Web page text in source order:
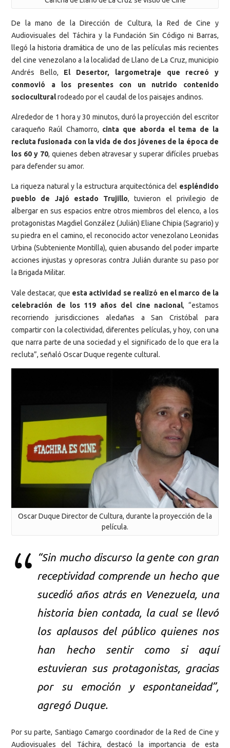
De la mano de la Dirección de Cultura, la Red de Cine y
Audiovisuales del Táchira y la Fundación Sin Código ni Barras,
llegó la historia dramática de uno de las películas más recientes
del cine venezolano a la localidad de Llano de La Cruz, municipio
Andrés Bello, El Desertor, largometraje que recreó y
conmovió a los presentes con un nutrido contenido
socioculturalrodeado por el caudal de los paisajes andinos.
Alrededor de 1 hora y 30 minutos, duró la proyección del escritor
caraqueño Raúl Chamorro, cinta que aborda el tema de la
recluta fusionada con la vida de dos jóvenes de la época de
los 60 y 70, quienes deben atravesar y superar difíciles pruebas
para defender su amor.
La riqueza natural y la estructura arquitectónica del espléndido
pueblo de Jajó estado Trujillo, tuvieron el privilegio de
albergar en sus espacios entre otros miembros del elenco, a los
protagonistas Magdiel González (Julián) Eliane Chipia (Sagrario) y
su piedra en el camino, el reconocido actor venezolano Leonidas
Urbina (Subteniente Montilla), quien abusando del poder imparte
acciones injustas y opresoras contra Julián durante su paso por
la Brigada Militar.
Vale destacar, que esta actividad se realizó en el marco de la
celebración de los 119 años del cine nacional, “estamos
recorriendo jurisdicciones aledañas a San Cristóbal para
compartir con la colectividad, diferentes películas, y hoy, con una
que narra parte de una sociedad y el significado de lo que era la
recluta”, señaló Oscar Duque regente cultural.
Oscar Duque Director de Cultura, durante la proyección de la
película.
“Sin mucho discurso la gente con gran
receptividad comprende un hecho que
sucedió años atrás en Venezuela, una
historia bien contada, la cual se llevó
los aplausos del público quienes nos
han hecho sentir como si aquí
estuvieran sus protagonistas, gracias
por su emoción y espontaneidad”,
agregó Duque.
Por su parte, Santiago Camargo coordinador de la Red de Cine y
Audiovisuales del Táchira, destacó la importancia de esta